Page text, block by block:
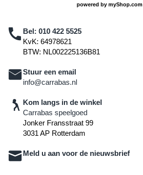
powered by myShop.com
Bel: 010 422 5525
KvK: 64978621
BTW: NL002225136B81
Stuur een email
info@carrabas.nl
Kom langs in de winkel
Carrabas speelgoed
Jonker Fransstraat 99
3031 AP Rotterdam
Meld u aan voor de nieuwsbrief